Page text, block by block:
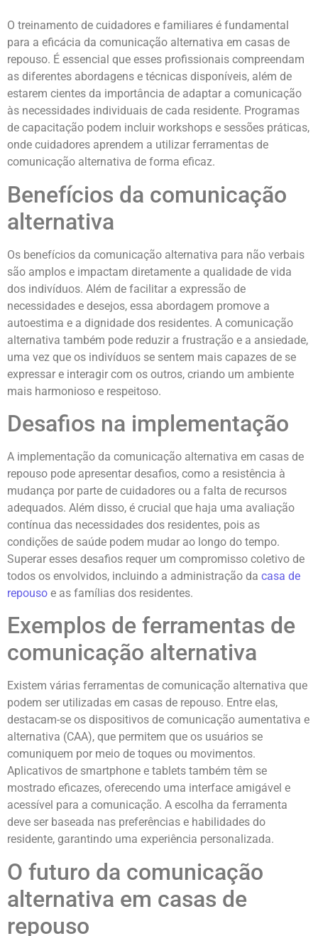
O treinamento de cuidadores e familiares é fundamental
para a eficácia da comunicação alternativa em casas de
repouso. É essencial que esses profissionais compreendam
as diferentes abordagens e técnicas disponíveis, além de
estarem cientes da importância de adaptar a comunicação
às necessidades individuais de cada residente. Programas
de capacitação podem incluir workshops e sessões práticas,
onde cuidadores aprendem a utilizar ferramentas de
comunicação alternativa de forma eficaz.
Benefícios da comunicação
alternativa
Os benefícios da comunicação alternativa para não verbais
são amplos e impactam diretamente a qualidade de vida
dos indivíduos. Além de facilitar a expressão de
necessidades e desejos, essa abordagem promove a
autoestima e a dignidade dos residentes. A comunicação
alternativa também pode reduzir a frustração e a ansiedade,
uma vez que os indivíduos se sentem mais capazes de se
expressar e interagir com os outros, criando um ambiente
mais harmonioso e respeitoso.
Desafios na implementação
A implementação da comunicação alternativa em casas de
repouso pode apresentar desafios, como a resistência à
mudança por parte de cuidadores ou a falta de recursos
adequados. Além disso, é crucial que haja uma avaliação
contínua das necessidades dos residentes, pois as
condições de saúde podem mudar ao longo do tempo.
Superar esses desafios requer um compromisso coletivo de
todos os envolvidos, incluindo a administração da casa de
repouso e as famílias dos residentes.
Exemplos de ferramentas de
comunicação alternativa
Existem várias ferramentas de comunicação alternativa que
podem ser utilizadas em casas de repouso. Entre elas,
destacam-se os dispositivos de comunicação aumentativa e
alternativa (CAA), que permitem que os usuários se
comuniquem por meio de toques ou movimentos.
Aplicativos de smartphone e tablets também têm se
mostrado eficazes, oferecendo uma interface amigável e
acessível para a comunicação. A escolha da ferramenta
deve ser baseada nas preferências e habilidades do
residente, garantindo uma experiência personalizada.
O futuro da comunicação
alternativa em casas de
repouso